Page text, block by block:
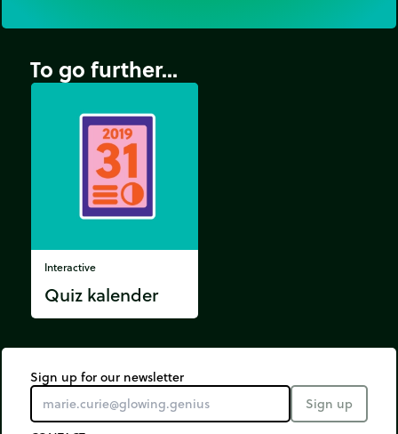
To go further...
Interactive
Quiz kalender
Sign up for our newsletter
Sign up